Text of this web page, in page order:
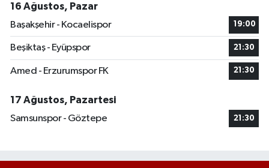
16 Ağustos, Pazar
Başakşehir - Kocaelispor
19:00
Beşiktaş - Eyüpspor 21:30
Amed - Erzurumspor FK 21:30
17 Ağustos, Pazartesi
Samsunspor - Göztepe
21:30